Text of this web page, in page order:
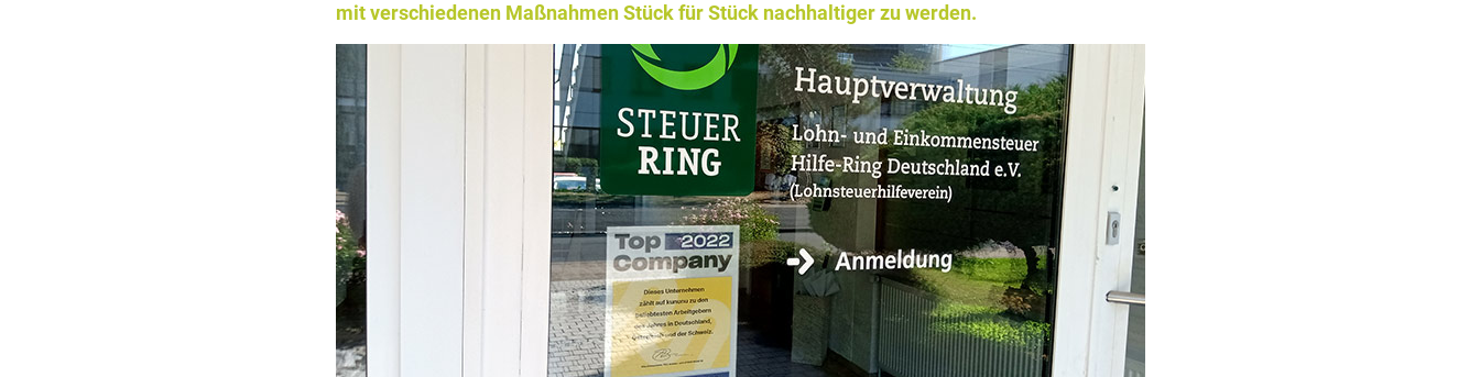
mit verschiedenen Maßnahmen Stück für Stück nachhaltiger zu werden.